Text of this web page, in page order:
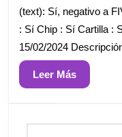
(text): Sí, negativo a
: Sí Chip : Sí Cartilla :
15/02/2024
Leer MásLeer
Más